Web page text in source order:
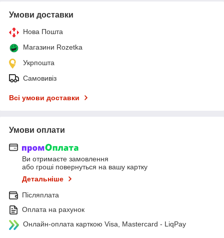
Умови доставки
Нова Пошта
Магазини Rozetka
Укрпошта
Самовивіз
Всі умови доставки
Умови оплати
Ви отримаєте замовлення
або гроші повернуться на вашу картку
Детальніше
Післяплата
Оплата на рахунок
Онлайн-оплата карткою Visa, Mastercard - LiqPay